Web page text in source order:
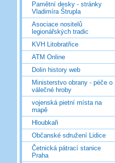
Pamětní desky - stránky
Vladimíra Štrupla
Asociace nositelů
legionářských tradic
KVH Litobratřice
ATM Online
Dolin history web
Ministerstvo obrany - péče o
válečné hroby
vojenská pietní místa na
mapě
Hloubkaři
Občanské sdružení Lidice
Četnická pátrací stanice
Praha